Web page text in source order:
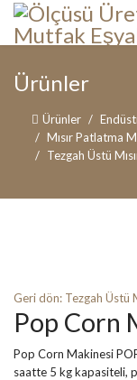
Ürünler
Ürünler
Mısır Patlatma
Tezgah Üstü
Geri dön: Tezgah Üstü
Pop Corn
Pop Corn Makinesi
saatte 5 kg kapasiteli,